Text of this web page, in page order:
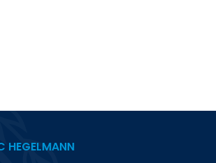
HEGELMANN